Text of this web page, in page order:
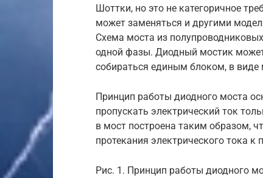
Шоттки, но это не категоричное
может заменяться и другими
Схема моста из
одной фазы. Диодный мостик
собираться единым блоком, в
Принцип работы диодного моста
пропускать электрический ток
в мост построена таким образом,
протекания электрического тока к
Рис. 1. Принцип работы диодного